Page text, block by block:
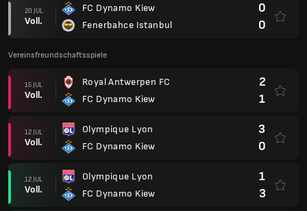
20 JUL
Voll.
FC Dynamo Kiew
Fenerbahce Istanbul
0
0
Vereinsfreundschaftsspiele
15 JUL
Voll.
Royal Antwerpen FC
FC Dynamo Kiew
2
1
12 JUL
Voll.
Olympique Lyon
FC Dynamo Kiew
3
0
12 JUL
Voll.
Olympique Lyon
FC Dynamo Kiew
1
3